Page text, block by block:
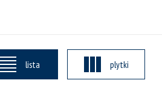
lista plytki